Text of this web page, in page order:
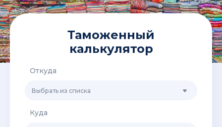
Таможенный
калькулятор
Откуда
Выбрать из списка
Куда